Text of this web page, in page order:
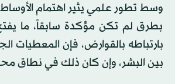
وسط تطور علمي يثير اهتمام
بطرق لم تكن مؤكدة سابقاً، ما يفتح
بارتباطه بالقوارض، فإن المعطيات
بين البشر، وإن كان ذلك في نطاق